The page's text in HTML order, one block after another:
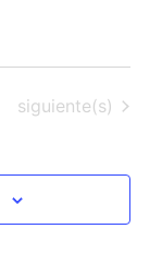
Eventos
siguiente(s)